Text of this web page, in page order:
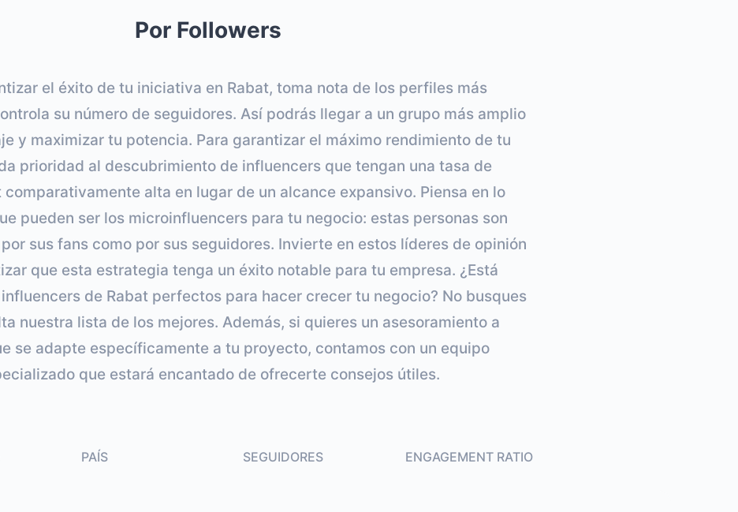
Por Followers
el éxito de tu iniciativa en Rabat, toma nota de los perfiles más
su número de seguidores. Así podrás llegar a un grupo más amplio
y maximizar tu potencia. Para garantizar el máximo rendimiento de tu
prioridad al descubrimiento de influencers que tengan una tasa de
comparativamente alta en lugar de un alcance expansivo. Piensa en lo
pueden ser los microinfluencers para tu negocio: estas personas son
sus fans como por sus seguidores. Invierte en estos líderes de opinión
que esta estrategia tenga un éxito notable para tu empresa. ¿Está
de Rabat perfectos para hacer crecer tu negocio? No busques
nuestra lista de los mejores. Además, si quieres un asesoramiento a
se adapte específicamente a tu proyecto, contamos con un equipo
que estará encantado de ofrecerte consejos útiles.
PAÍS SEGUIDORES ENGAGEMENT RATIO